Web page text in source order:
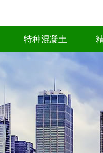
特种混凝土